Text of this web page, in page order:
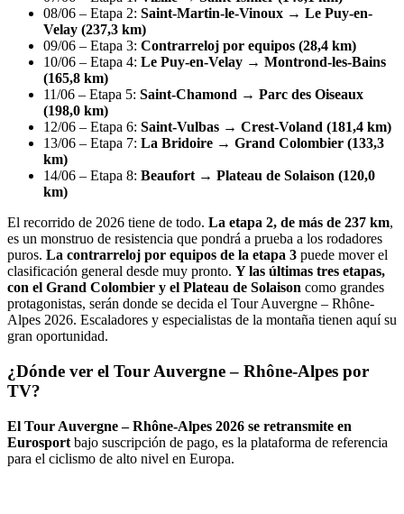
08/06 – Etapa 2: Saint-Martin-le-Vinoux → Le Puy-en-
Velay (237,3 km)
09/06 – Etapa 3: Contrarreloj por equipos (28,4 km)
10/06 – Etapa 4: Le Puy-en-Velay → Montrond-les-Bains
(165,8 km)
11/06 – Etapa 5: Saint-Chamond → Parc des Oiseaux
(198,0 km)
12/06 – Etapa 6: Saint-Vulbas → Crest-Voland (181,4 km)
13/06 – Etapa 7: La Bridoire → Grand Colombier (133,3
km)
14/06 – Etapa 8: Beaufort → Plateau de Solaison (120,0
km)
El recorrido de 2026 tiene de todo. La etapa 2, de más de 237 km,
es un monstruo de resistencia que pondrá a prueba a los rodadores
puros. La contrarreloj por equipos de la etapa 3 puede mover el
clasificación general desde muy pronto. Y las últimas tres etapas,
con el Grand Colombier y el Plateau de Solaison como grandes
protagonistas, serán donde se decida el Tour Auvergne – Rhône-
Alpes 2026. Escaladores y especialistas de la montaña tienen aquí su
gran oportunidad.
¿Dónde ver el Tour Auvergne – Rhône-Alpes por
TV?
El Tour Auvergne – Rhône-Alpes 2026 se retransmite en
Eurosport bajo suscripción de pago, es la plataforma de referencia
para el ciclismo de alto nivel en Europa.